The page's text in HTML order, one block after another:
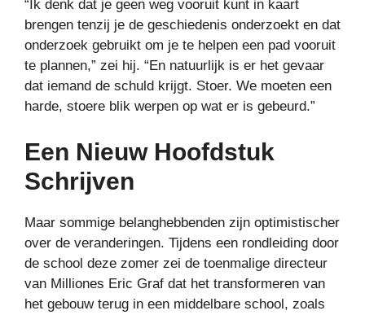
“Ik denk dat je geen weg vooruit kunt in kaart
brengen tenzij je de geschiedenis onderzoekt en dat
onderzoek gebruikt om je te helpen een pad vooruit
te plannen,” zei hij. “En natuurlijk is er het gevaar
dat iemand de schuld krijgt. Stoer. We moeten een
harde, stoere blik werpen op wat er is gebeurd.”
Een Nieuw Hoofdstuk
Schrijven
Maar sommige belanghebbenden zijn optimistischer
over de veranderingen. Tijdens een rondleiding door
de school deze zomer zei de toenmalige directeur
van Milliones Eric Graf dat het transformeren van
het gebouw terug in een middelbare school, zoals